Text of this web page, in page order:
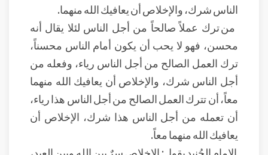
الناس شرك، والإخلاص أن يعافيك الله منهما.
من ترك عملاً صالحاً من أجل الناس لئلا يقال أنه
محسن، فهو لا يحب أن يكون أمام الناس محسناً،
ترك العمل الصالح من أجل الناس رياء، وفعله من
أجل الناس شرك، والإخلاص أن يعافيك الله منهما
معاً، أن تترك العمل الصالح من أجل الناس هذا رياء،
أن تعمله من أجل الناس هذا شرك، الإخلاص أن
يعافيك الله منهما معاً.